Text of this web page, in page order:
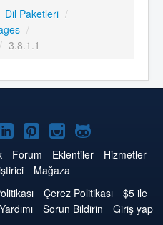
Dil Paketleri /
/
/ 3.8.1.1
LinkedIn'de
Joomla
Pinterest'de
Joomla
Instagram'da
Joomla
GitHub'da
Joomla
Forum Eklentiler
Hizmetler
Mağaza
Çerez Politikası
$5 ile
Sorun Bildirin
Giriş yap